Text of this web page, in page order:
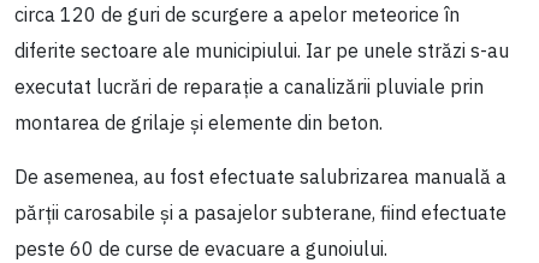
circa 120 de guri de scurgere a apelor meteorice în
diferite sectoare ale municipiului. Iar pe unele străzi s-au
executat lucrări de reparație a canalizării pluviale prin
montarea de grilaje și elemente din beton.
De asemenea, au fost efectuate salubrizarea manuală a
părții carosabile și a pasajelor subterane, fiind efectuate
peste 60 de curse de evacuare a gunoiului.